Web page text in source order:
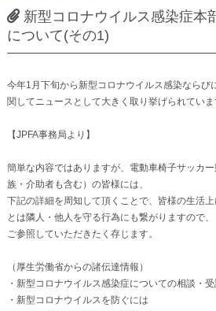
新型コロナウイルス感染症本
について(その1)
今年1月下旬から新型コロナウイルス感染ならび
関してニュースとして大きく取り挙げられていま
【JPFA事務局より】
簡単な内容ではありますが、電動車椅子サッカ
族・介助者も含む）の皆様には、
下記の詳細を周知して頂くことで、皆様の生活
とは隣人・他人を守る行為にも繋がりますので、
ご参照していただきたく存じます。
（厚生労働省からの諸伝達情報）
・新型コロナウイルス感染症についての相談・
・新型コロナウイルスを防ぐには